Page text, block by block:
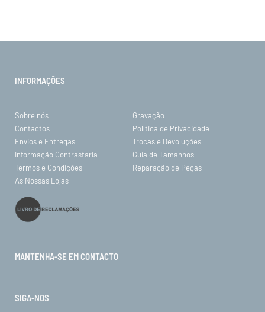
INFORMAÇÕES
Sobre nós
Gravação
Contactos
Política de Privacidade
Envios e Entregas
Trocas e Devoluções
Informação Contrastaria
Guia de Tamanhos
Termos e Condições
Reparação de Peças
As Nossas Lojas
MANTENHA-SE EM CONTACTO
SIGA-NOS